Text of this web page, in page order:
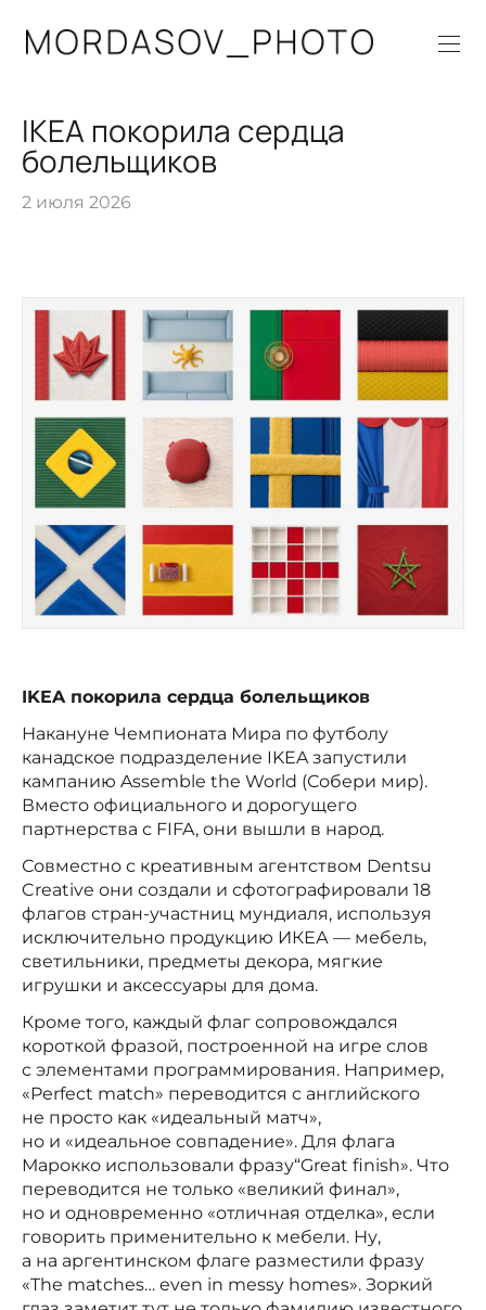
IKEA покорила сердца
болельщиков
2 июля 2026
IKEA покорила сердца болельщиков
Накануне Чемпионата Мира по футболу
канадское подразделение IKEA запустили
кампанию Assemble the World (Собери мир).
Вместо официального и дорогущего
партнерства с FIFA, они вышли в народ.
Совместно с креативным агентством Dentsu
Creative они создали и сфотографировали 18
флагов стран-участниц мундиаля, используя
исключительно продукцию ИКЕА — мебель,
светильники, предметы декора, мягкие
игрушки и аксессуары для дома.
Кроме того, каждый флаг сопровождался
короткой фразой, построенной на игре слов
с элементами программирования. Например,
«Perfect match» переводится с английского
не просто как «идеальный матч»,
но и «идеальное совпадение». Для флага
Марокко использовали фразу“Great finish». Что
переводится не только «великий финал»,
но и одновременно «отличная отделка», если
говорить применительно к мебели. Ну,
а на аргентинском флаге разместили фразу
«The matches… even in messy homes». Зоркий